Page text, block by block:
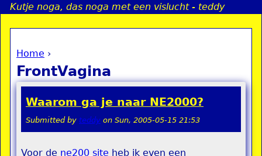
Jump to navigation
Kutje noga, das noga met een vislucht - teddy
You are here
Home ›
FrontVagina
Waarom ga je naar NE2000?
Submitted by teddy on Sun, 2005-05-15 21:53
Voor de ne200 site heb ik even een